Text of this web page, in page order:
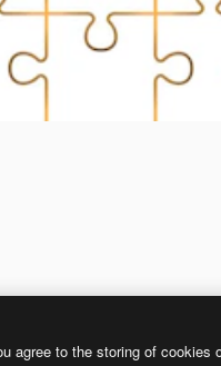
agree to the storing of cookies